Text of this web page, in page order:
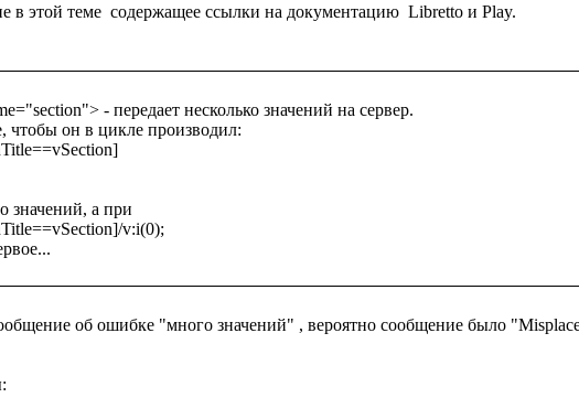
- передает несколько значений на сервер.
чтобы он в цикле производил:
значений, а при
v:i(0);
об ошибке "много значений" , вероятно сообщение было